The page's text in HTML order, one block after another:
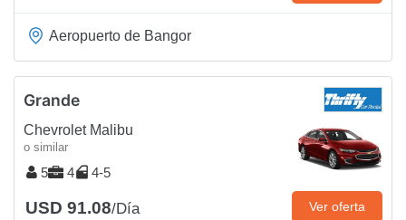
Aeropuerto de Bangor
Grande
Chevrolet Malibu
o similar
5 4 4-5
USD 91.08/Día Ver oferta